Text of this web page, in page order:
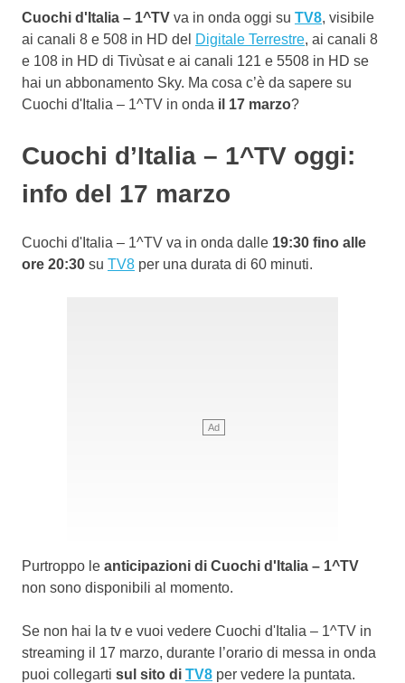
Cuochi d'Italia – 1^TV va in onda oggi su TV8, visibile
ai canali 8 e 508 in HD del Digitale Terrestre, ai canali 8
e 108 in HD di Tivùsat e ai canali 121 e 5508 in HD se
hai un abbonamento Sky. Ma cosa c’è da sapere su
Cuochi d'Italia – 1^TV in onda il 17 marzo?
Cuochi d’Italia – 1^TV oggi:
info del 17 marzo
Cuochi d'Italia – 1^TV va in onda dalle 19:30 fino alle
ore 20:30 su TV8 per una durata di 60 minuti.
Purtroppo le anticipazioni di Cuochi d'Italia – 1^TV
non sono disponibili al momento.
Se non hai la tv e vuoi vedere Cuochi d'Italia – 1^TV in
streaming il 17 marzo, durante l’orario di messa in onda
puoi collegarti sul sito di TV8 per vedere la puntata.